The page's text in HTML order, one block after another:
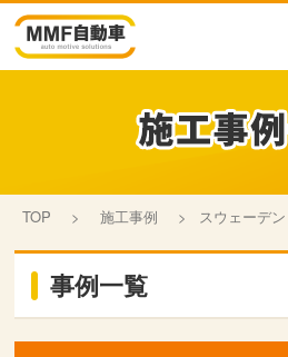
TOP > 施工事例 > スウェーデン
事例一覧